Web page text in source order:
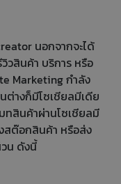
นอกจากจะได้
วสินค้า บริการ หรือ
Marketing กำลัง
ต่างก็มีโซเชียลมีเดีย
ทสินค้าผ่านโซเชียลมี
สต๊อกสินค้า หรือส่ง
น ดังนี้